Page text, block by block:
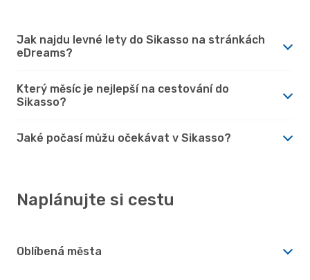
Jak najdu levné lety do Sikasso na stránkách
eDreams?
Který měsíc je nejlepší na cestování do
Sikasso?
Jaké počasí můžu očekávat v Sikasso?
Naplánujte si cestu
Oblíbená města